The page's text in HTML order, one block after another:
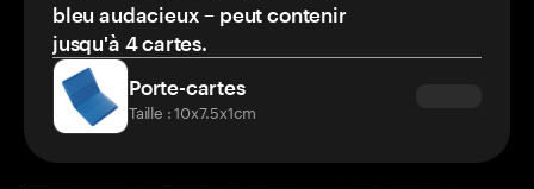
bleu audacieux – peut contenir
jusqu'à 4 cartes.
Porte-cartes
Taille : 10x7.5x1cm